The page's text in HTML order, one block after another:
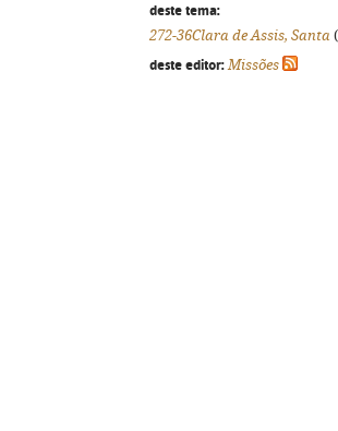
deste tema:
272-36Clara de Assis, Santa
deste editor: Missões